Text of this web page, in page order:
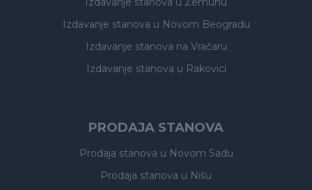
Izdavanje stanova u Novom Beogradu
Izdavanje stanova na Vračaru
Izdavanje stanova u Rakovici
PRODAJA STANOVA
Prodaja stanova u Novom Sadu
Prodaja stanova u Nišu